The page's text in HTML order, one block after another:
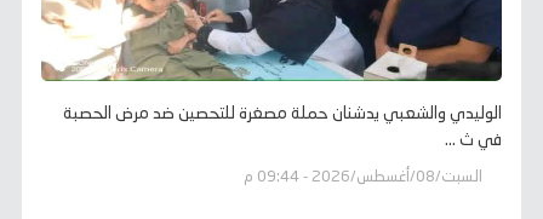
الوليدي والشعبي يدشنان حملة مصغرة للتحصين ضد مرض الحصبة
في ث ...
السبت/08/أغسطس/2026 - 09:44 م